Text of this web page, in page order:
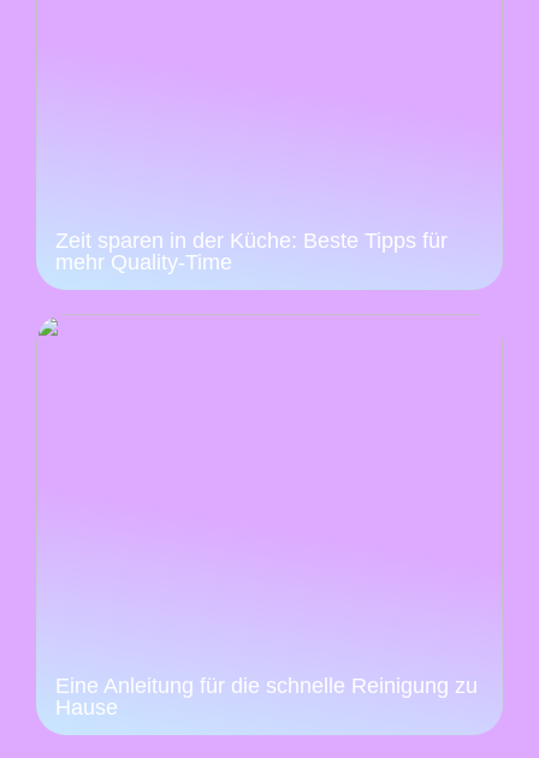
Zeit sparen in der Küche: Beste Tipps für
mehr Quality-Time
Eine Anleitung für die schnelle Reinigung zu
Hause